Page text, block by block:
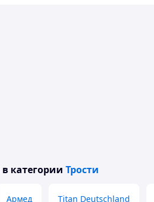
в категории Трости
Армед Titan Deutschland